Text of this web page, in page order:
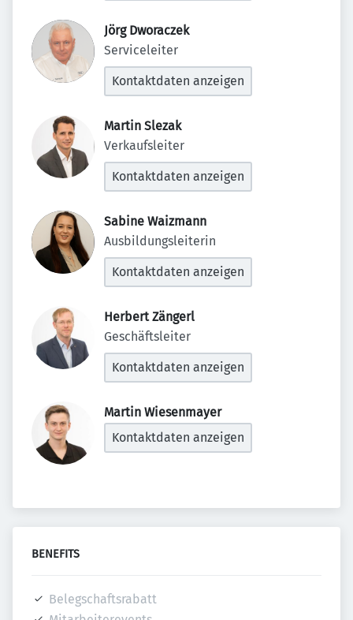
Jörg Dworaczek
Serviceleiter
Kontaktdaten anzeigen
Martin Slezak
Verkaufsleiter
Kontaktdaten anzeigen
Sabine Waizmann
Ausbildungsleiterin
Kontaktdaten anzeigen
Herbert Zängerl
Geschäftsleiter
Kontaktdaten anzeigen
Martin Wiesenmayer
Kontaktdaten anzeigen
BENEFITS
Belegschaftsrabatt